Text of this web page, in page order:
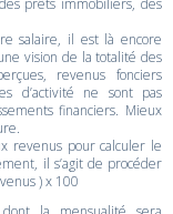
prêts immobiliers, des
salaire, il est là encore
vision de la totalité des
revenus fonciers
d’activité ne sont pas
financiers. Mieux
revenus pour calculer le
il s’agit de procéder
) x 100